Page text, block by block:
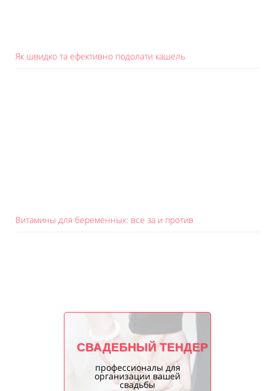
Як швидко та ефективно подолати кашель
Витамины для беременных: все за и против
СВАДЕБНЫЙ ТЕНДЕР
профессионалы для
организации вашей
свадьбы